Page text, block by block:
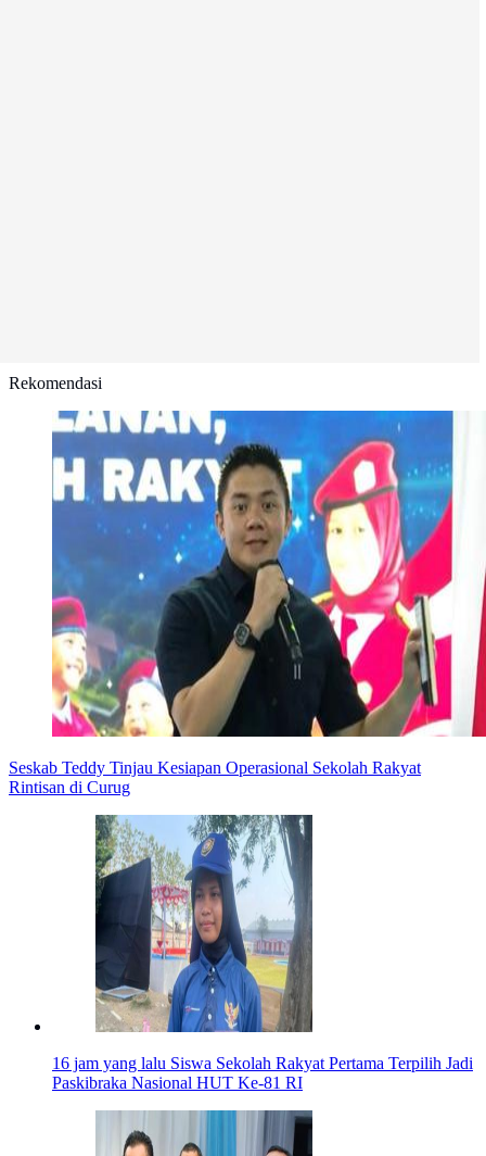
Rekomendasi
Seskab Teddy Tinjau Kesiapan Operasional Sekolah Rakyat
Rintisan di Curug
16 jam yang lalu Siswa Sekolah Rakyat Pertama Terpilih Jadi
Paskibraka Nasional HUT Ke-81 RI